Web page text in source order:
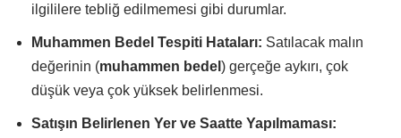
ilgililere tebliğ edilmemesi gibi durumlar.
Muhammen Bedel Tespiti Hataları: Satılacak malın
değerinin (muhammen bedel ) gerçeğe aykırı, çok
düşük veya çok yüksek belirlenmesi.
Satışın Belirlenen Yer ve Saatte Yapılmaması: